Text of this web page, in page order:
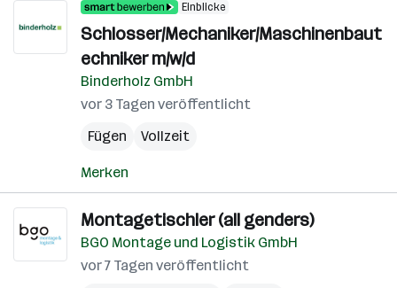
Einblicke
Schlosser/Mechaniker/Maschinenbaut
echniker m/w/d
Binderholz GmbH
vor 3 Tagen veröffentlicht
Fügen
Vollzeit
Merken
Montagetischler (all genders)
BGO Montage und Logistik GmbH
vor 7 Tagen veröffentlicht